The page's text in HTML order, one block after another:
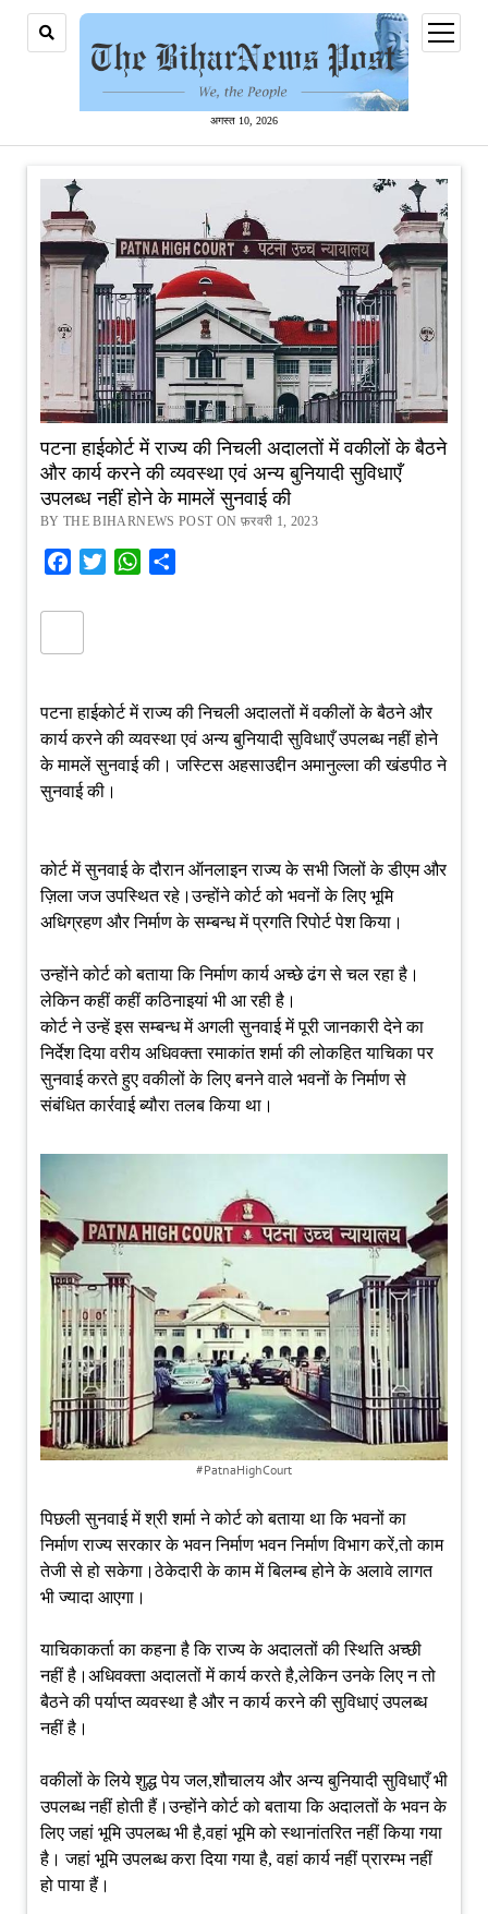
अगस्त 10, 2026
open
menu
पटना हाईकोर्ट में राज्य की निचली अदालतों में वकीलों के बैठने
और कार्य करने की व्यवस्था एवं अन्य बुनियादी सुविधाएँ
उपलब्ध नहीं होने के मामलें सुनवाई की
BY THE BIHARNEWS POST ON फ़रवरी 1, 2023
Facebook
TwitterWhatsApp
पटना हाईकोर्ट में राज्य की निचली अदालतों में वकीलों के बैठने और
कार्य करने की व्यवस्था एवं अन्य बुनियादी सुविधाएँ उपलब्ध नहीं होने
के मामलें सुनवाई की। जस्टिस अहसाउद्दीन अमानुल्ला की खंडपीठ ने
सुनवाई की।
कोर्ट में सुनवाई के दौरान ऑनलाइन राज्य के सभी जिलों के डीएम और
ज़िला जज उपस्थित रहे।उन्होंने कोर्ट को भवनों के लिए भूमि
अधिग्रहण और निर्माण के सम्बन्ध में प्रगति रिपोर्ट पेश किया।
उन्होंने कोर्ट को बताया कि निर्माण कार्य अच्छे ढंग से चल रहा है।
लेकिन कहीं कहीं कठिनाइयां भी आ रही है।
कोर्ट ने उन्हें इस सम्बन्ध में अगली सुनवाई में पूरी जानकारी देने का
निर्देश दिया वरीय अधिवक्ता रमाकांत शर्मा की लोकहित याचिका पर
सुनवाई करते हुए वकीलों के लिए बनने वाले भवनों के निर्माण से
संबंधित कार्रवाई ब्यौरा तलब किया था।
#PatnaHighCourt
पिछली सुनवाई में श्री शर्मा ने कोर्ट को बताया था कि भवनों का
निर्माण राज्य सरकार के भवन निर्माण भवन निर्माण विभाग करें,तो काम
तेजी से हो सकेगा।ठेकेदारी के काम में बिलम्ब होने के अलावे लागत
भी ज्यादा आएगा।
याचिकाकर्ता का कहना है कि राज्य के अदालतों की स्थिति अच्छी
नहीं है।अधिवक्ता अदालतों में कार्य करते है,लेकिन उनके लिए न तो
बैठने की पर्याप्त व्यवस्था है और न कार्य करने की सुविधाएं उपलब्ध
नहीं है।
वकीलों के लिये शुद्ध पेय जल,शौचालय और अन्य बुनियादी सुविधाएँ भी
उपलब्ध नहीं होती हैं।उन्होंने कोर्ट को बताया कि अदालतों के भवन के
लिए जहां भूमि उपलब्ध भी है,वहां भूमि को स्थानांतरित नहीं किया गया
है। जहां भूमि उपलब्ध करा दिया गया है, वहां कार्य नहीं प्रारम्भ नहीं
हो पाया हैं।